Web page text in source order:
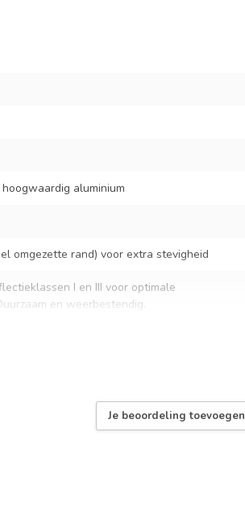
aluminium
omgezette rand) voor extra stevigheid
I en III voor optimale
en weerbestendig.
buitengebruik
Je beoordeling toevoegen